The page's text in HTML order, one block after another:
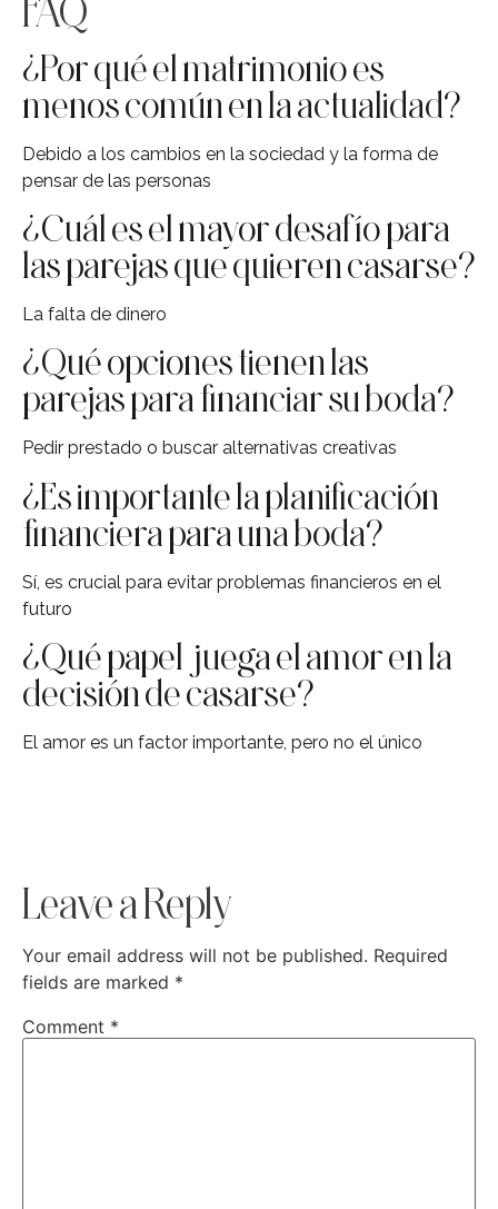
FAQ
¿Por qué el matrimonio es
menos común en la actualidad?
Debido a los cambios en la sociedad y la forma de
pensar de las personas
¿Cuál es el mayor desafío para
las parejas que quieren casarse?
La falta de dinero
¿Qué opciones tienen las
parejas para financiar su boda?
Pedir prestado o buscar alternativas creativas
¿Es importante la planificación
financiera para una boda?
Sí, es crucial para evitar problemas financieros en el
futuro
¿Qué papel juega el amor en la
decisión de casarse?
El amor es un factor importante, pero no el único
Leave a Reply
Your email address will not be published. Required
fields are marked *
Comment *